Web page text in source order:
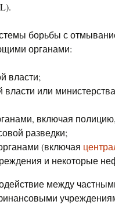
борьбы с
органами:
власти;
власти или
включая
разведки;
(включая
и некоторые
между